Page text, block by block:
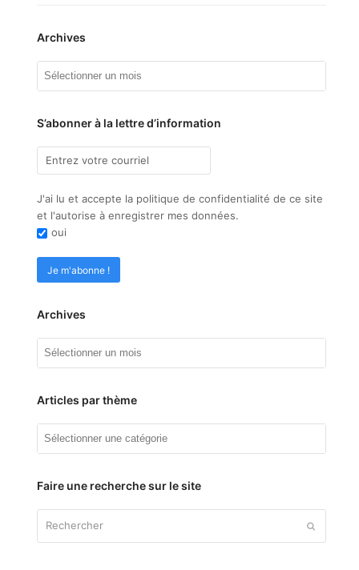
Archives
Archives
S’abonner à la lettre d’information
J'ai lu et accepte la politique de confidentialité de ce site
et l'autorise à enregistrer mes données.
oui
Archives
Archives
Articles par thème
Articles
Faire une recherche sur le site